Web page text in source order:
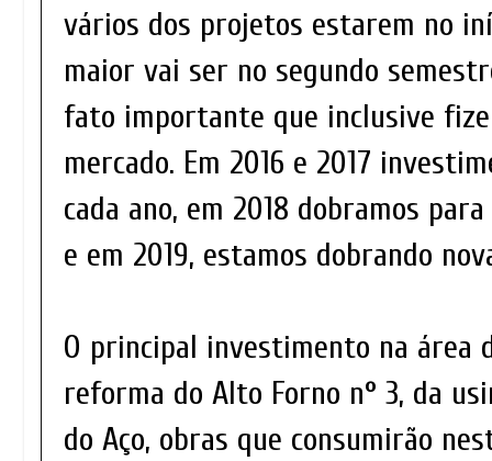
vários dos projetos estarem no
maior vai ser no segundo
fato importante que inclusive
mercado. Em 2016 e 2017
cada ano, em 2018 dobramos
e em 2019, estamos dobrando
O principal investimento na área
reforma do Alto Forno n° 3, da
do Aço, obras que consumirão